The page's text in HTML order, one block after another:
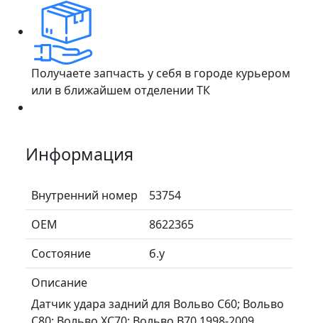
Получаете запчасть у себя в городе курьером
или в ближайшем отделении ТК
Информация
Внутренний номер
53754
ОЕМ
8622365
Состояние
б.у
Описание
Датчик удара задний для Вольво С60; Вольво